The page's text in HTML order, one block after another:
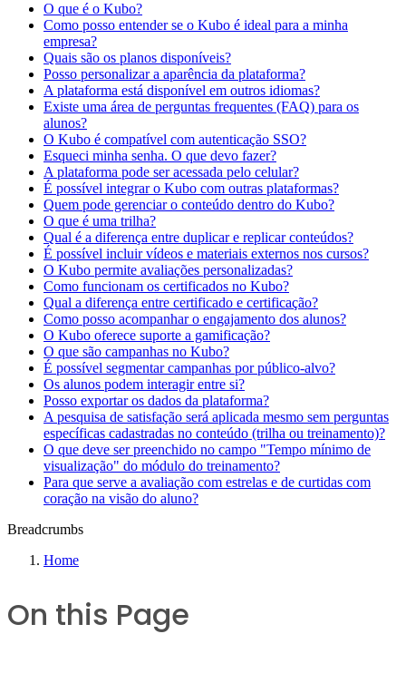
O que é o Kubo?
Como posso entender se o Kubo é ideal para a minha
empresa?
Quais são os planos disponíveis?
Posso personalizar a aparência da plataforma?
A plataforma está disponível em outros idiomas?
Existe uma área de perguntas frequentes (FAQ) para os
alunos?
O Kubo é compatível com autenticação SSO?
Esqueci minha senha. O que devo fazer?
A plataforma pode ser acessada pelo celular?
É possível integrar o Kubo com outras plataformas?
Quem pode gerenciar o conteúdo dentro do Kubo?
O que é uma trilha?
Qual é a diferença entre duplicar e replicar conteúdos?
É possível incluir vídeos e materiais externos nos cursos?
O Kubo permite avaliações personalizadas?
Como funcionam os certificados no Kubo?
Qual a diferença entre certificado e certificação?
Como posso acompanhar o engajamento dos alunos?
O Kubo oferece suporte a gamificação?
O que são campanhas no Kubo?
É possível segmentar campanhas por público-alvo?
Os alunos podem interagir entre si?
Posso exportar os dados da plataforma?
A pesquisa de satisfação será aplicada mesmo sem perguntas
específicas cadastradas no conteúdo (trilha ou treinamento)?
O que deve ser preenchido no campo "Tempo mínimo de
visualização" do módulo do treinamento?
Para que serve a avaliação com estrelas e de curtidas com
coração na visão do aluno?
Breadcrumbs
Home
On this Page